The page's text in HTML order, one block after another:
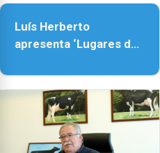
Luís Herberto
apresenta ‘Lugares da